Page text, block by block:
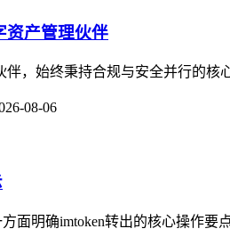
资产管理伙伴
，始终秉持合规与安全并行的
08-06
面明确imtoken转出的核心操作